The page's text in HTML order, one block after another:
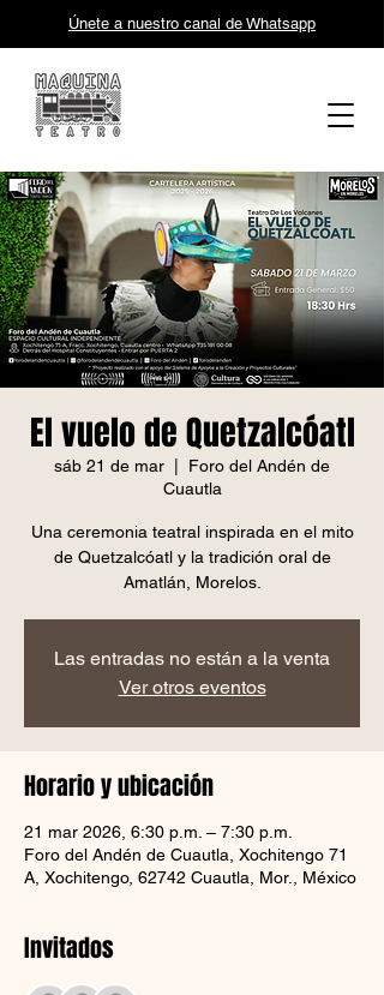
Únete a nuestro canal de Whatsapp
El vuelo de Quetzalcóatl
sáb 21 de mar
Foro del Andén de
Cuautla
Una ceremonia teatral inspirada en el mito
de Quetzalcóatl y la tradición oral de
Amatlán, Morelos.
Las entradas no están a la venta
Ver otros eventos
Horario y ubicación
21 mar 2026, 6:30 p.m. – 7:30 p.m.
Foro del Andén de Cuautla, Xochitengo 71
A, Xochitengo, 62742 Cuautla, Mor., México
Invitados